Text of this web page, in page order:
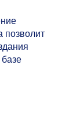
позволит